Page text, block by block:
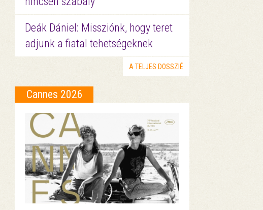
Deák Dániel: Missziónk, hogy teret
adjunk a fiatal tehetségeknek
A TELJES DOSSZIÉ
Cannes 2026